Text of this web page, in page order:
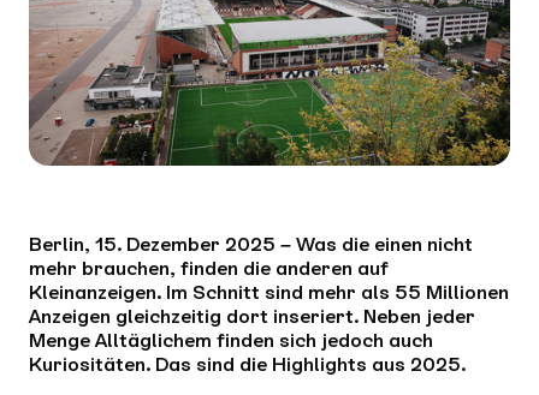
Berlin, 15. Dezember 2025 – Was die einen nicht
mehr brauchen, finden die anderen auf
Kleinanzeigen. Im Schnitt sind mehr als 55 Millionen
Anzeigen gleichzeitig dort inseriert. Neben jeder
Menge Alltäglichem finden sich jedoch auch
Kuriositäten. Das sind die Highlights aus 2025.